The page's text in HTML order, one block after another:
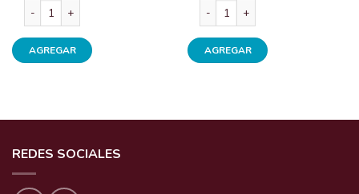
AGREGAR AGREGAR
REDES SOCIALES